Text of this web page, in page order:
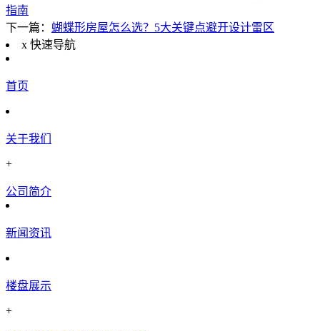
指南
下一篇： 蝴蝶形房屋怎么选？5大关键点避开设计雷区
x 快速导航
首页
关于我们
+
公司简介
新闻资讯
楼盘展示
+